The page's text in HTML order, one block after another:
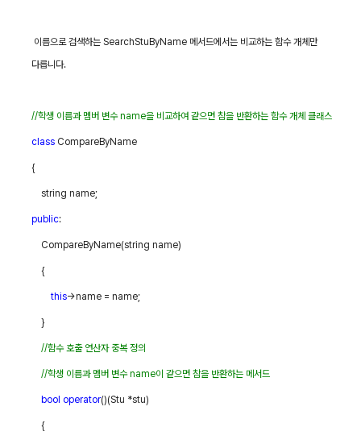
이름으로 검색하는 SearchStuByName 메서드에서는 비교하는 함수 개체만
다릅니다.
//학생 이름과 멤버 변수name을 비교하여 같으면 참을 반환하는 함수 개체 클래스
class CompareByName
{
string name;
public:
CompareByName(string name)
{
this->name = name;
}
//함수 호출 연산자 중복 정의
//학생 이름과 멤버 변수name이 같으면 참을 반환하는 메서드
bool operator()(Stu *stu)
{